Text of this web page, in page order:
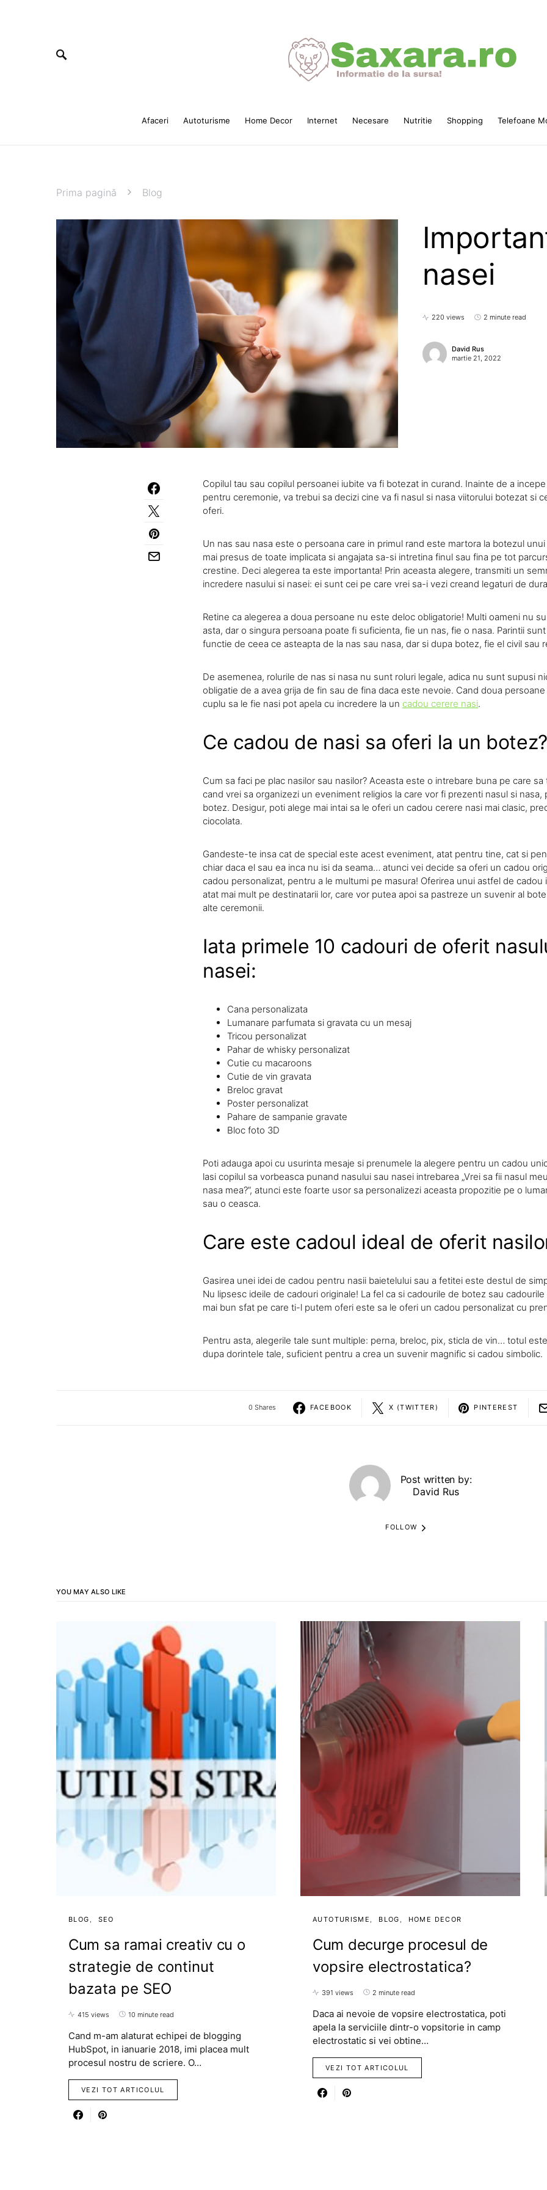
Afaceri Autoturisme Home Decor Internet Necesare Nutritie Shopping Telefoane
Prima pagină Blog
nasei
220 views 2 minute read
David Rus
martie 21, 2022
Copilul tau sau copilul persoanei iubite va fi botezat in curand. Inainte de a
pentru ceremonie, va trebui sa decizi cine va fi nasul si nasa viitorului botezat si
oferi.
Un nas sau nasa este o persoana care in primul rand este martora la botezul
mai presus de toate implicata si angajata sa-si intretina finul sau fina pe tot
crestine. Deci alegerea ta este importanta! Prin aceasta alegere, transmiti un
incredere nasului si nasei: ei sunt cei pe care vrei sa-i vezi creand legaturi de
Retine ca alegerea a doua persoane nu este deloc obligatorie! Multi oameni nu
asta, dar o singura persoana poate fi suficienta, fie un nas, fie o nasa. Parintii
functie de ceea ce asteapta de la nas sau nasa, dar si dupa botez, fie el civil sau
De asemenea, rolurile de nas si nasa nu sunt roluri legale, adica nu sunt supusi
obligatie de a avea grija de fin sau de fina daca este nevoie. Cand doua
cuplu sa le fie nasi pot apela cu incredere la un cadou cerere nasi.
Ce cadou de nasi sa oferi la un botez?
Cum sa faci pe plac nasilor sau nasilor? Aceasta este o intrebare buna pe care
cand vrei sa organizezi un eveniment religios la care vor fi prezenti nasul si nasa,
botez. Desigur, poti alege mai intai sa le oferi un cadou cerere nasi mai clasic,
ciocolata.
Gandeste-te insa cat de special este acest eveniment, atat pentru tine, cat si
chiar daca el sau ea inca nu isi da seama… atunci vei decide sa oferi un cadou
cadou personalizat, pentru a le multumi pe masura! Oferirea unui astfel de cadou
atat mai mult pe destinatarii lor, care vor putea apoi sa pastreze un suvenir al
alte ceremonii.
Iata primele 10 cadouri de oferit
nasei:
Cana personalizata
Lumanare parfumata si gravata cu un mesaj
Tricou personalizat
Pahar de whisky personalizat
Cutie cu macaroons
Cutie de vin gravata
Breloc gravat
Poster personalizat
Pahare de sampanie gravate
Bloc foto 3D
Poti adauga apoi cu usurinta mesaje si prenumele la alegere pentru un cadou
lasi copilul sa vorbeasca punand nasului sau nasei intrebarea „Vrei sa fii nasul
nasa mea?”, atunci este foarte usor sa personalizezi aceasta propozitie pe o
sau o ceasca.
Care este cadoul ideal de oferit
Gasirea unei idei de cadou pentru nasii baietelului sau a fetitei este destul de
Nu lipsesc ideile de cadouri originale! La fel ca si cadourile de botez sau
mai bun sfat pe care ti-l putem oferi este sa le oferi un cadou personalizat cu
Pentru asta, alegerile tale sunt multiple: perna, breloc, pix, sticla de vin… totul
dupa dorintele tale, suficient pentru a crea un suvenir magnific si cadou simbolic.
0 Shares FACEBOOK X (TWITTER) PINTEREST
Post written by:
David Rus
FOLLOW
YOU MAY ALSO LIKE
BLOG SEO
Cum sa ramai creativ cu o
strategie de continut
bazata pe SEO
415 views 10 minute read
Cand m-am alaturat echipei de blogging
HubSpot, in ianuarie 2018, imi placea mult
procesul nostru de scriere. O…
VEZI TOT ARTICOLUL
AUTOTURISME BLOG HOME DECOR
Cum decurge procesul de
vopsire electrostatica?
391 views 2 minute read
Daca ai nevoie de vopsire electrostatica, poti
apela la serviciile dintr-o vopsitorie in camp
electrostatic si vei obtine…
VEZI TOT ARTICOLUL